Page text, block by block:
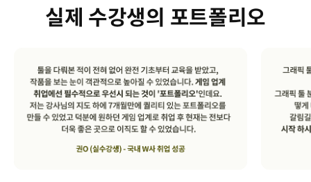
실제 수강생의 포트폴리오